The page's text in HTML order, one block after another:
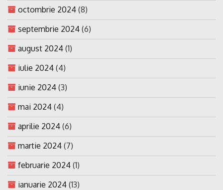
octombrie 2024 (8)
septembrie 2024 (6)
august 2024 (1)
iulie 2024 (4)
iunie 2024 (3)
mai 2024 (4)
aprilie 2024 (6)
martie 2024 (7)
februarie 2024 (1)
ianuarie 2024 (13)